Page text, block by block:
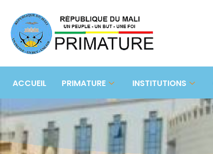
ACCUEIL PRIMATURE INSTITUTIONS